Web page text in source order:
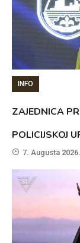
INFO
ZAJEDNICA
POLICIJSKOJ
7. Augusta 2026.